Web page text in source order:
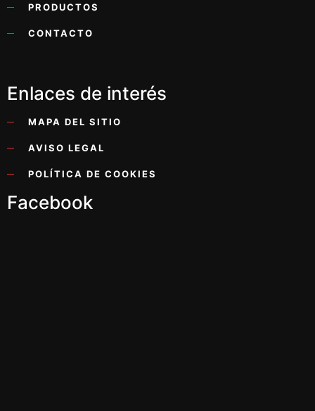
PRODUCTOS
CONTACTO
Enlaces de interés
MAPA DEL SITIO
AVISO LEGAL
POLÍTICA DE COOKIES
Facebook